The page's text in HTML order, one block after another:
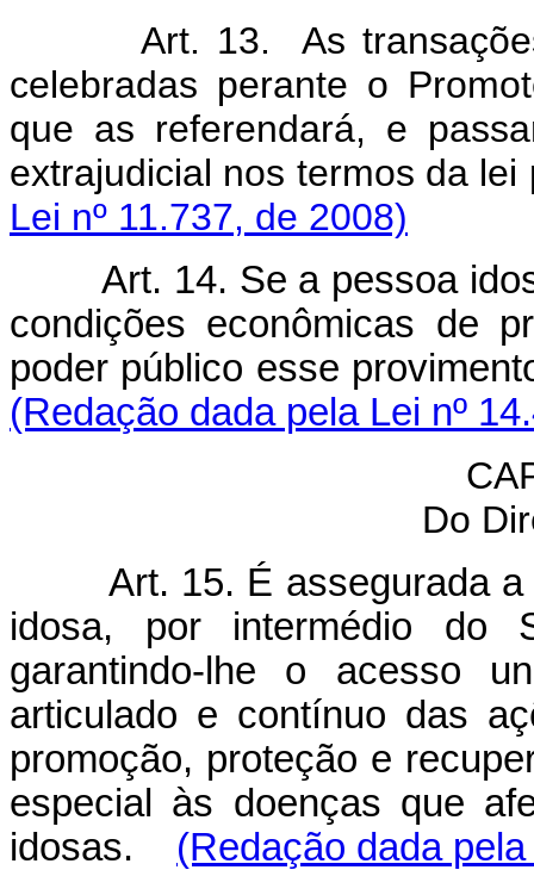
Art. 13. As transações
celebradas perante o
que as referendará, e
extrajudicial nos termos da
Lei nº 11.737, de 2008)
Art. 14. Se a pessoa
condições econômicas de
poder público esse
(Redação dada pela Lei nº
Do
Art. 15. É assegurada
idosa, por intermédio do
garantindo-lhe o acesso
articulado e contínuo das
promoção, proteção e
especial às doenças que
idosas. (Redação dada